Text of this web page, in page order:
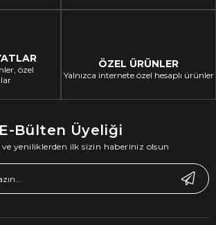
özel
ÖZEL ÜRÜNLER
Yalnızca internete özel hesaplı ürünler
E-Bülten Üyeliği
yeniliklerden ilk sizin haberiniz olsun